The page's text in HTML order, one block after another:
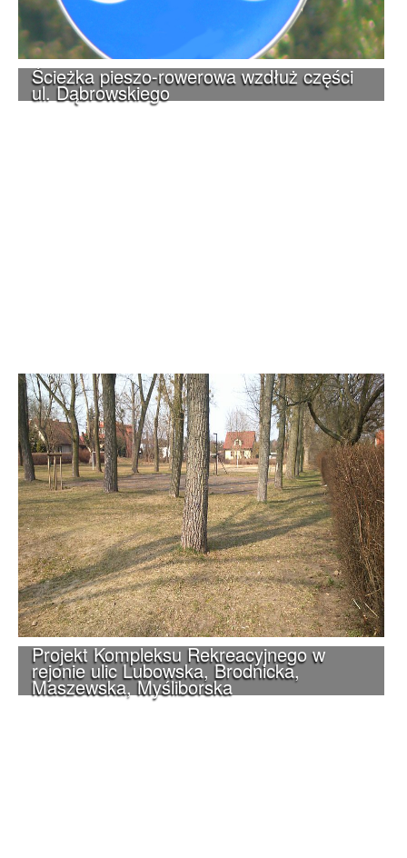
Ścieżka pieszo-rowerowa wzdłuż części
ul. Dąbrowskiego
Projekt Kompleksu Rekreacyjnego w
rejonie ulic Lubowska, Brodnicka,
Maszewska, Myśliborska